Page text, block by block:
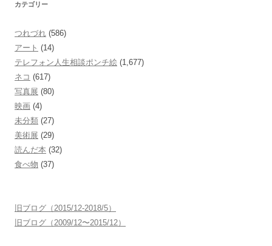
カテゴリー
つれづれ (586)
アート (14)
テレフォン人生相談ポンチ絵 (1,677)
ネコ (617)
写真展 (80)
映画 (4)
未分類 (27)
美術展 (29)
読んだ本 (32)
食べ物 (37)
旧ブログ（2015/12-2018/5）
旧ブログ（2009/12〜2015/12）